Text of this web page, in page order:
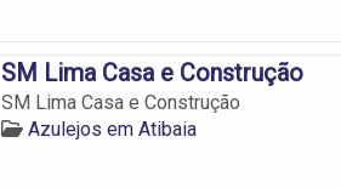
SM Lima Casa e Construção
SM Lima Casa e Construção
Azulejos em Atibaia